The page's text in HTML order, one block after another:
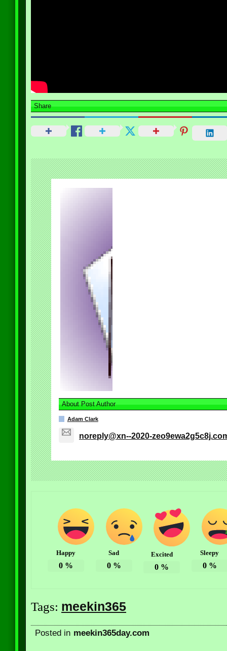
Share
About Post Author
Adam Clark
noreply@xn--2020-
Happy
0 %
Sad
0%
Excited
0 %
Sleepy
0%
Tags: meekin365
Posted in meekin365day.com